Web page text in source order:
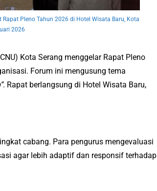
Pleno Tahun 2026 di Hotel Wisata Baru, Kota
2026
Kota Serang menggelar Rapat Pleno
Forum ini mengusung tema
. Rapat berlangsung di Hotel Wisata Baru,
cabang. Para pengurus mengevaluasi
agar lebih adaptif dan responsif terhadap